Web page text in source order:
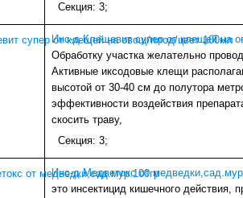
Секция: 3;
Инс-д Клещевит супер от клещей на
Обработку участка желательно
Активные иксодовые клещи
высотой от 30-40 см до полутора
эффективности воздействия
скосить траву,
Секция: 3;
Инс-д Медветокс от
это инсектицид кишечного действия,